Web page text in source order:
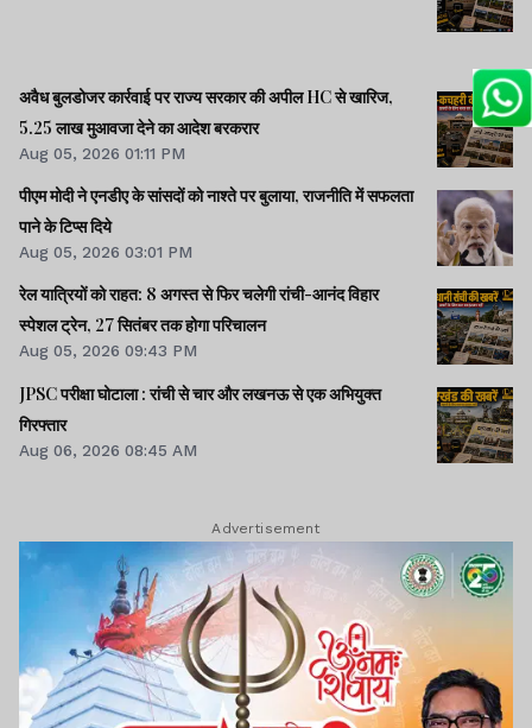
अवैध बुलडोजर कार्रवाई पर राज्य सरकार की अपील HC से खारिज,
5.25 लाख मुआवजा देने का आदेश बरकरार
Aug 05, 2026 01:11 PM
पीएम मोदी ने एनडीए के सांसदों को नाश्ते पर बुलाया, राजनीति में सफलता
पाने के टिप्स दिये
Aug 05, 2026 03:01 PM
रेल यात्रियों को राहत: 8 अगस्त से फिर चलेगी रांची-आनंद विहार
स्पेशल ट्रेन, 27 सितंबर तक होगा परिचालन
Aug 05, 2026 09:43 PM
JPSC परीक्षा घोटाला : रांची से चार और लखनऊ से एक अभियुक्त
गिरफ्तार
Aug 06, 2026 08:45 AM
Advertisement